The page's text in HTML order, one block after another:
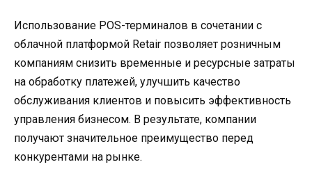
Использование POS-терминалов в сочетании с
облачной платформой Retair позволяет розничным
компаниям снизить временные и ресурсные затраты
на обработку платежей, улучшить качество
обслуживания клиентов и повысить эффективность
управления бизнесом. В результате, компании
получают значительное преимущество перед
конкурентами на рынке.